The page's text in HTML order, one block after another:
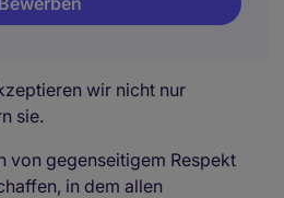
wir nicht nur
sie.
von gegenseitigem Respekt
in dem allen